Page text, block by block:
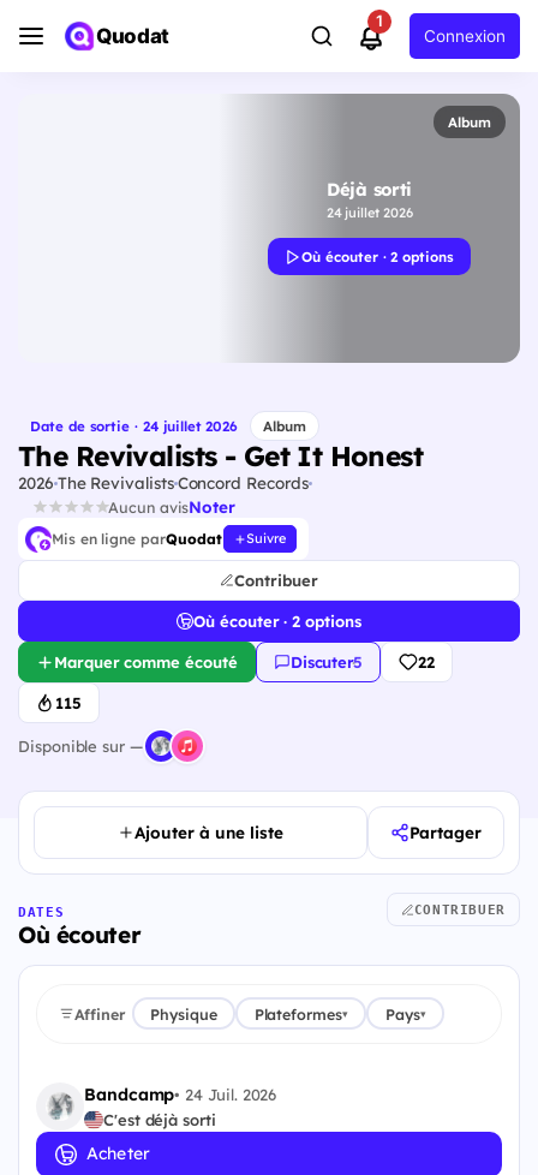
Quodat
1
Connexion
Album
Déjà sorti
24 juillet 2026
Où écouter · 2 options
Date de sortie · 24 juillet 2026 Album
The Revivalists - Get It Honest
2026 The RevivalistsConcord Records
Aucun avisNoter
Mis en ligne parQuodat Suivre
Contribuer
Où écouter · 2 options
Marquer comme écouté Discuter·5 22
115
Disponible sur —
Ajouter à une liste Partager
DATES
Où écouter
CONTRIBUER
Affiner Physique Plateformes▾ Pays▾
Bandcamp• 24 Juil. 2026
C'est déjà sorti
Acheter